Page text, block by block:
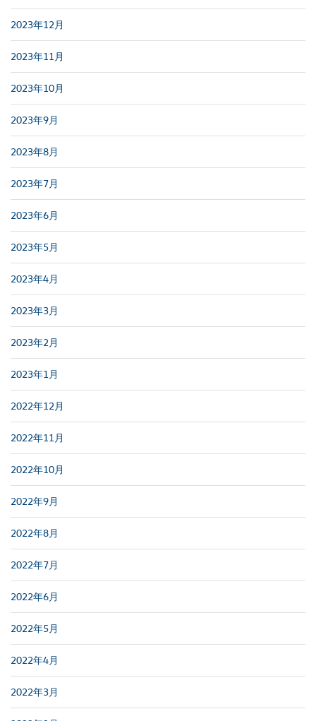
2023年12月
2023年11月
2023年10月
2023年9月
2023年8月
2023年7月
2023年6月
2023年5月
2023年4月
2023年3月
2023年2月
2023年1月
2022年12月
2022年11月
2022年10月
2022年9月
2022年8月
2022年7月
2022年6月
2022年5月
2022年4月
2022年3月